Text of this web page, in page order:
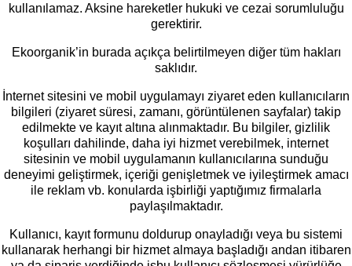
kullanılamaz. Aksine hareketler hukuki ve cezai sorumluluğu
gerektirir.
Ekoorganik’in burada açıkça belirtilmeyen diğer tüm hakları
saklıdır.
İnternet sitesini ve mobil uygulamayı ziyaret eden kullanıcıların
bilgileri (ziyaret süresi, zamanı, görüntülenen sayfalar) takip
edilmekte ve kayıt altına alınmaktadır. Bu bilgiler, gizlilik
koşulları dahilinde, daha iyi hizmet verebilmek, internet
sitesinin ve mobil uygulamanın kullanıcılarına sunduğu
deneyimi geliştirmek, içeriği genişletmek ve iyileştirmek amacı
ile reklam vb. konularda işbirliği yaptığımız firmalarla
paylaşılmaktadır.
Kullanıcı, kayıt formunu doldurup onayladığı veya bu sistemi
kullanarak herhangi bir hizmet almaya başladığı andan itibaren